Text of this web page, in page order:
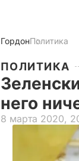
ГордонПолитика
ПОЛИТИКА
него
8 марта 2020,